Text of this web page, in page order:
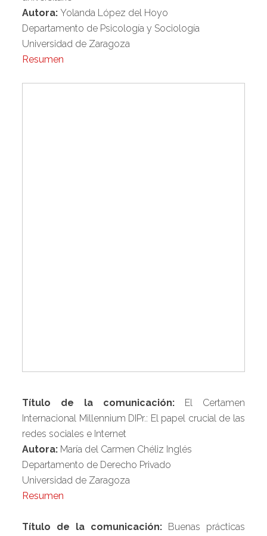
Autora: Yolanda López del Hoyo
Departamento de Psicología y Sociología
Universidad de Zaragoza
Resumen
Título de la comunicación: El Certamen
Internacional Millennium DIPr.: El papel crucial de las
redes sociales e Internet
Autora: María del Carmen Chéliz Inglés
Departamento de Derecho Privado
Universidad de Zaragoza
Resumen
Título de la comunicación: Buenas prácticas